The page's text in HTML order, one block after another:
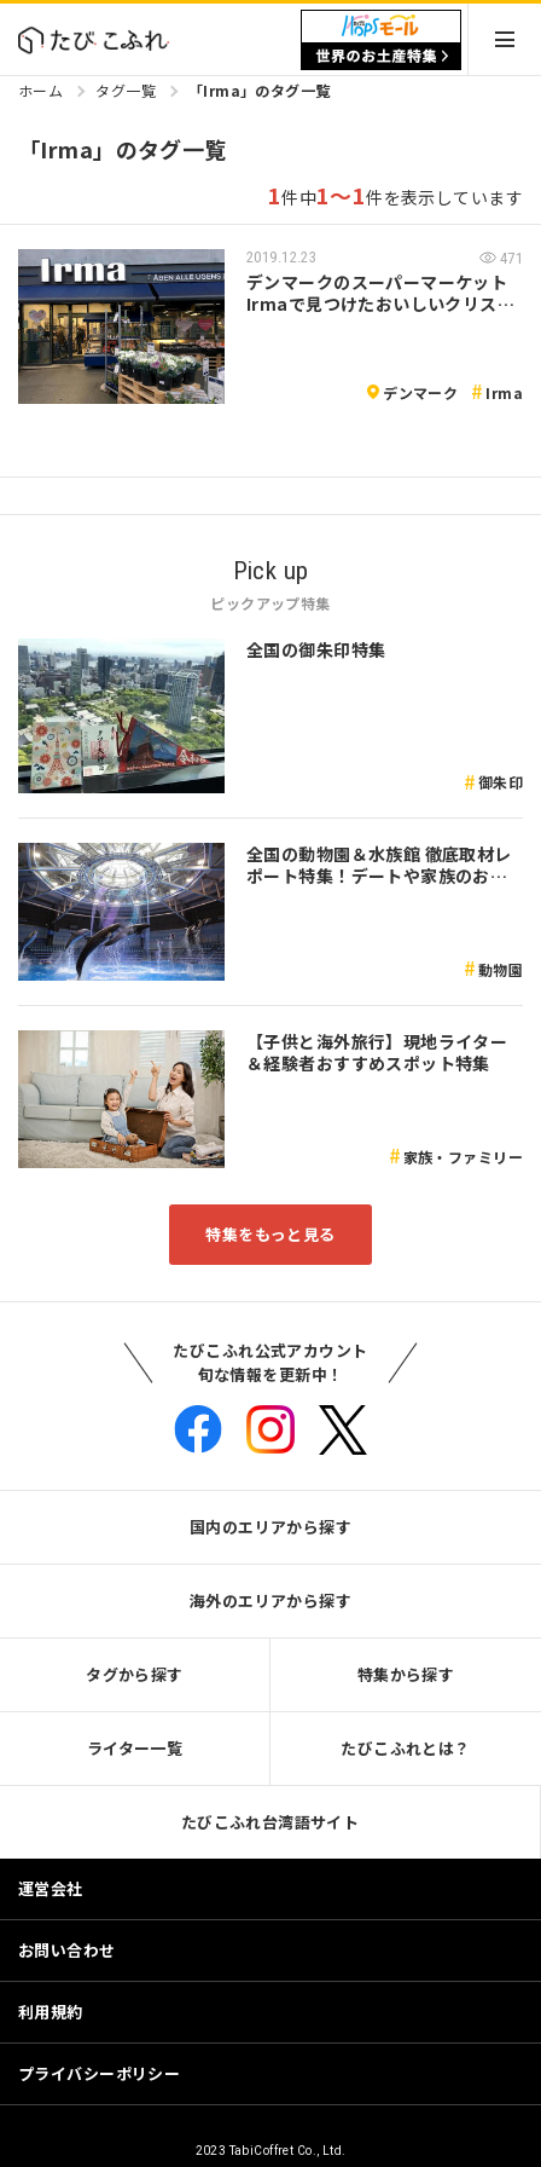
ホーム タグ一覧 「Irma」のタグ一覧
「Irma」のタグ一覧
1件中1～1件を表示しています
2019.12.23 471
デンマークのスーパーマーケット
Irmaで見つけたおいしいクリスマ
デンマーク Irma
Pick up
ピックアップ特集
全国の御朱印特集
御朱印
全国の動物園＆水族館 徹底取材レ
ポート特集！デートや家族のおで
動物園
【子供と海外旅行】現地ライター
＆経験者おすすめスポット特集
家族・ファミリー
特集をもっと見る
たびこふれ公式アカウント
旬な情報を更新中！
国内のエリアから探す
海外のエリアから探す
タグから探す 特集から探す
ライター一覧 たびこふれとは？
たびこふれ台湾語サイト
運営会社
お問い合わせ
利用規約
プライバシーポリシー
2023 TabiCoffret Co., Ltd.